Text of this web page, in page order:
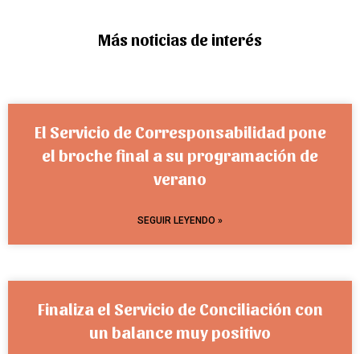
Más noticias de interés
El Servicio de Corresponsabilidad pone
el broche final a su programación de
verano
SEGUIR LEYENDO »
Finaliza el Servicio de Conciliación con
un balance muy positivo